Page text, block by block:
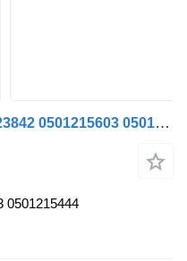
Perna aer ZF 1E26A14 0501323842 0501215603 0501215444 pentru autobuz Irizar I4, I6
0501215444